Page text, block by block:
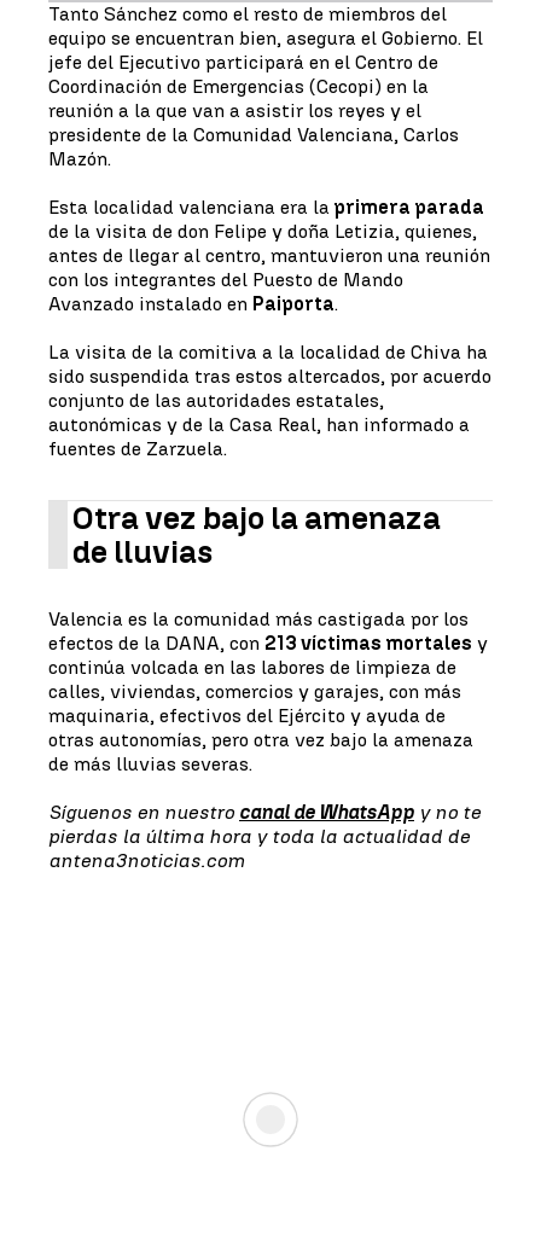
Tanto Sánchez como el resto de miembros del
equipo se encuentran bien, asegura el Gobierno. El
jefe del Ejecutivo participará en el Centro de
Coordinación de Emergencias (Cecopi) en la
reunión a la que van a asistir los reyes y el
presidente de la Comunidad Valenciana, Carlos
Mazón.
Esta localidad valenciana era la primera parada
de la visita de don Felipe y doña Letizia, quienes,
antes de llegar al centro, mantuvieron una reunión
con los integrantes del Puesto de Mando
Avanzado instalado en Paiporta.
La visita de la comitiva a la localidad de Chiva ha
sido suspendida tras estos altercados, por acuerdo
conjunto de las autoridades estatales,
autonómicas y de la Casa Real, han informado a
fuentes de Zarzuela.
Otra vez bajo la amenaza
de lluvias
Valencia es la comunidad más castigada por los
efectos de la DANA, con 213 víctimas mortales y
continúa volcada en las labores de limpieza de
calles, viviendas, comercios y garajes, con más
maquinaria, efectivos del Ejército y ayuda de
otras autonomías, pero otra vez bajo la amenaza
de más lluvias severas.
Síguenos en nuestro canal de WhatsApp y no te
pierdas la última hora y toda la actualidad de
antena3noticias.com